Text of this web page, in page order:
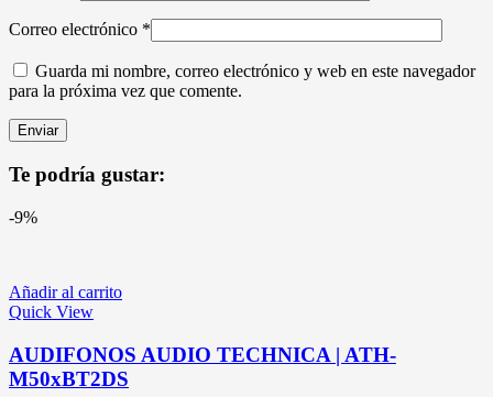
Correo electrónico *
Guarda mi nombre, correo electrónico y web en este navegador
para la próxima vez que comente.
Te podría gustar:
-9%
Añadir al carrito
Quick View
AUDIFONOS AUDIO TECHNICA | ATH-
M50xBT2DS